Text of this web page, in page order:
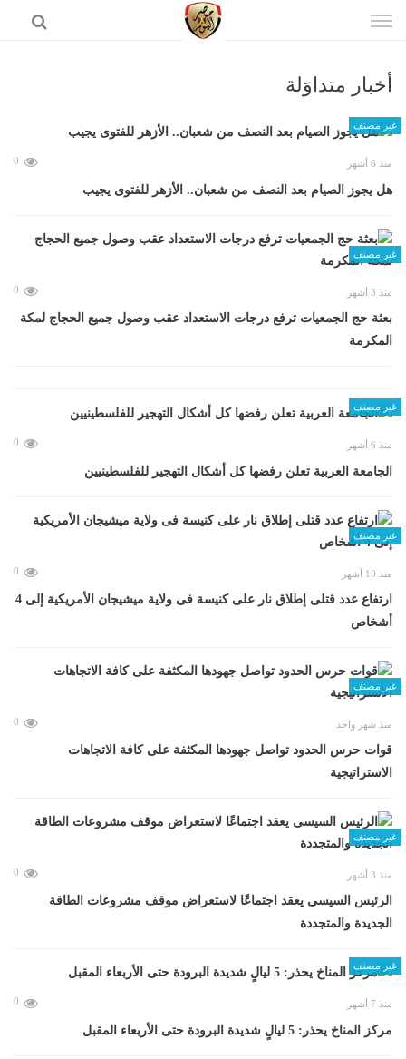
الى
أخبار متداوَلة
غير مصنف
منذ 6 أشهر 0
هل يجوز الصيام بعد النصف من شعبان.. الأزهر للفتوى يجيب
غير مصنف
منذ 3 أشهر 0
بعثة حج الجمعيات ترفع درجات الاستعداد عقب وصول جميع الحجاج لمكة
المكرمة
غير مصنف
منذ 6 أشهر 0
الجامعة العربية تعلن رفضها كل أشكال التهجير للفلسطينيين
غير مصنف
منذ 10 أشهر 0
ارتفاع عدد قتلى إطلاق نار على كنيسة فى ولاية ميشيجان الأمريكية إلى 4
أشخاص
غير مصنف
منذ شهر واحد 0
قوات حرس الحدود تواصل جهودها المكثفة على كافة الاتجاهات
الاستراتيجية
غير مصنف
منذ 3 أشهر 0
الرئيس السيسى يعقد اجتماعًا لاستعراض موقف مشروعات الطاقة
الجديدة والمتجددة
غير مصنف
منذ 7 أشهر 0
مركز المناخ يحذر: 5 ليالٍ شديدة البرودة حتى الأربعاء المقبل